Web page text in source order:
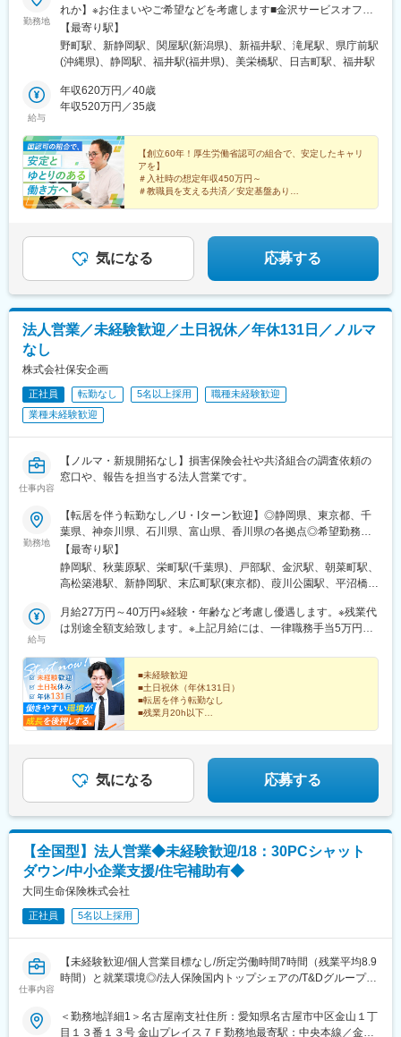
勤務地
れか】※お住まいやご希望などを考慮します■金沢サービスオフィ
ス（金沢市香林坊）野町駅バス停「香林坊」より徒歩3分、自動車
通勤相談可※受動喫煙対策：あり（屋内喫煙可能場所なし）■静岡
サービスオフィス（静岡市葵区駿府町）「静岡」駅より徒歩10分
（新潟市中央区新光町）JR「新潟」駅より車で約10分※屋内喫煙
可能場所なし、自動車通勤OK■福井サービスオフィス（福井市大
能場所なし■大分サービスオフィス（大分市大字下郡）JR「大
分」駅より車で約15分※屋内喫煙可能場所なし、屋外あり、自動
車通勤OK■那覇サービスオフィス（那覇市）ゆいレール「県庁前
駅」より徒歩8分※屋内喫煙可能場所あり、自動車通勤NG※所在地
の詳細は、下記の勤務地一覧をご覧ください
【最寄り駅】
野町駅、新静岡駅、関屋駅(新潟県)、新福井駅、滝尾駅、県庁前駅
(沖縄県)、静岡駅、福井駅(福井県)、美栄橋駅、日吉町駅、福井駅
給与
年収620万円／40歳
年収520万円／35歳
【創立60年！厚生労働省認可の組合で、安定したキャリ
アを】
＃入社時の想定年収450万円～
＃教職員を支える共済／安定基盤あり
気になる 応募する
法人営業／未経験歓迎／土日祝休／年休131日／ノルマ
なし
株式会社保安企画
正社員 転勤なし 5名以上採用
職種未経験歓迎
業種未経験歓迎
仕事内容
【ノルマ・新規開拓なし】損害保険会社や共済組合の調査依頼の
窓口や、報告を担当する法人営業です。
勤務地
【転居を伴う転勤なし／U・Iターン歓迎】◎静岡県、東京都、千
葉県、神奈川県、石川県、富山県、香川県の各拠点◎希望勤務地
で活躍可能です！■静岡営業所：静岡県静岡市駿河区南町18-1 8F■
東京支店：東京都千代田区外神田1-8-13 7F■千葉営業所：千葉県
千葉市中央区富士見1-15-8 8階E室■横浜営業所：神奈川県横浜市
富山営業所：富山県富山市蜷川342-1■四国営業所：香川県高松市
サンポート2-1 10F受動喫煙対策：屋内禁煙
【最寄り駅】
静岡駅、秋葉原駅、栄町駅(千葉県)、戸部駅、金沢駅、朝菜町駅、
高松築港駅、新静岡駅、末広町駅(東京都)、葭川公園駅、平沼橋
給与
月給27万円～40万円※経験・年齢など考慮し優遇します。※残業代
は別途全額支給致します。※上記月給には、一律職務手当5万円を
■未経験歓迎
■土日祝休（年休131日）
■転居を伴う転勤なし
■残業月20h以下
の窓口を担い、調査結果の報告を行う法人営業。社内外
をつなぐ調整役として活躍できます。
気になる 応募する
【全国型】法人営業◆未経験歓迎/18：30PCシャット
ダウン/中小企業支援/住宅補助有◆
大同生命保険株式会社
正社員 5名以上採用
仕事内容
【未経験歓迎/個人営業目標なし/所定労働時間7時間（残業平均8.9
時間）と就業環境◎/法人保険国内トップシェアの/T&Dグループ】
■概要：
提携団体（法人会、納税協会、税理士会・税理士協同組合、商工
＜勤務地詳細1＞名古屋南支社住所：愛知県名古屋市中区金山１丁
目１３番１３号 金山プレイス７Ｆ勤務地最寄駅：中央本線／金山